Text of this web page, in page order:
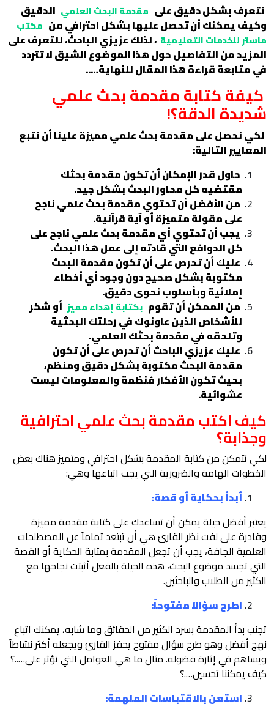
نتعرف بشكل دقيق على مقدمة البحث العلمي الدقيق
وكيف يمكنك أن تحصل عليها بشكل احترافي من مكتب
ماستر للخدمات التعليمية ، لذلك عزيزي الباحث، للتعرف على
المزيد من التفاصيل حول هذا الموضوع الشيق لا تتردد
في متابعة قراءة هذا المقال للنهاية…..
كيفة كتابة مقدمة بحث علمي
شديدة الدقة؟!
لكي نحصل على مقدمة بحث علمي مميزة علينا أن نتبع
المعايير التالية:
حاول قدر الإمكان أن تكون مقدمة بحثك
مقتضيه كل محاور البحث بشكل جيد.
من الأفضل أن تحتوي مقدمة بحث علمي ناجح
على مقولة متميزة أو آية قرآنية.
يجب أن تحتوي أي مقدمة بحث علمي ناجح على
كل الدوافع التي قادته إلى عمل هذا البحث.
عليكَ أن تحرص على أن تكون مقدمة البحث
مكتوبة بشكل صحيح دون وجود أي أخطاء
إملائية وبأسلوب نحوى دقيق.
من الممكن أن تقوم بكتابة إهداء مميز أو شكر
للأشخاص الذين عاونوك في رحلتك البحثية
وتلحقه في مقدمة بحثك العلمي.
عليكَ عزيزي الباحث أن تحرص على أن تكون
مقدمة البحث مكتوبة بشكل دقيق ومنظم،
بحيث تكون الأفكار مُنظمة والمعلومات ليست
عشوائية.
كيف اكتب مقدمة بحث علمي احترافية
وجذابة؟
لكي تتمكن من كتابة المقدمة بشكل احترافي ومتميز هناك بعض
الخطوات الهامة والضرورية التي يجب اتباعها وهي:
أبدأ بحكاية أو قصة:
يعتبر أفضل حيلة يمكن أن تساعدك على كتابة مقدمة مميزة
وقادرة على لفت نظر القارئ هي أن تبتعد تماماً عن المصطلحات
العلمية الجافة، يجب أن تجعل المقدمة بمثابة الحكاية أو القصة
التي تجسد موضوع البحث، هذه الحيلة بالفعل أثبتت نجاحها مع
الكثير من الطلاب والباحثين.
اطرح سؤالاً مفتوحاً:
تجنب بدأ المقدمة بسرد الكثير من الحقائق وما شابه، يمكنك اتباع
نهج أفضل وهو طرح سؤال مفتوح يحفز القارئ ويجعله أكثر نشاطاً
ويساهم في إثارة فضوله. مثال ما هي العوامل التي تؤثر على…..؟
كيف يمكننا تحسين….؟
استعن بالاقتباسات الملهمة: